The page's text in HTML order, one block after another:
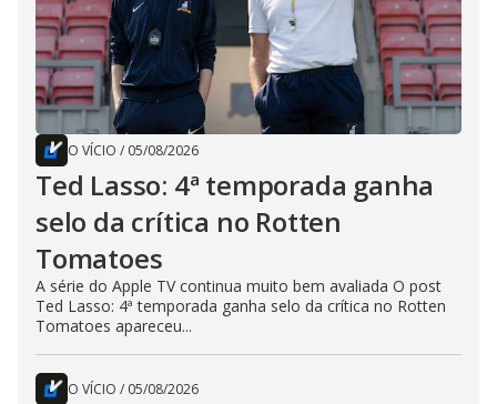
O VÍCIO / 05/08/2026
Ted Lasso: 4ª temporada ganha
selo da crítica no Rotten
Tomatoes
A série do Apple TV continua muito bem avaliada O post
Ted Lasso: 4ª temporada ganha selo da crítica no Rotten
Tomatoes apareceu...
O VÍCIO / 05/08/2026